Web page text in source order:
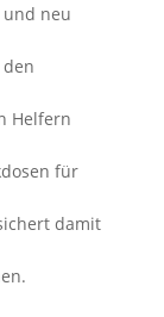
und neu
Helfern
für
damit